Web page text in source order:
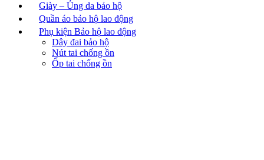
Giày – Ủng da bảo hộ
Quần áo bảo hộ lao động
Phụ kiện Bảo hộ lao động
Dây đai bảo hộ
Nút tai chống ồn
Ốp tai chống ồn